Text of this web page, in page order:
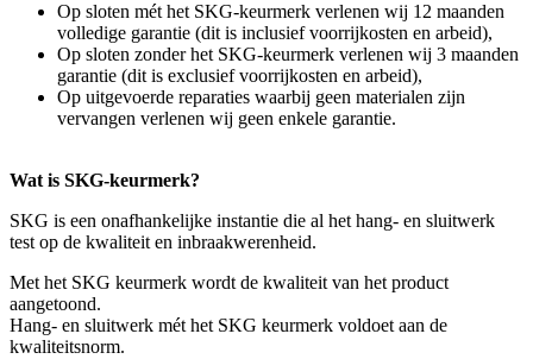
Op sloten mét het SKG-keurmerk verlenen wij 12 maanden
volledige garantie (dit is inclusief voorrijkosten en arbeid),
Op sloten zonder het SKG-keurmerk verlenen wij 3 maanden
garantie (dit is exclusief voorrijkosten en arbeid),
Op uitgevoerde reparaties waarbij geen materialen zijn
vervangen verlenen wij geen enkele garantie.
Wat is SKG-keurmerk?
SKG is een onafhankelijke instantie die al het hang- en sluitwerk
test op de kwaliteit en inbraakwerenheid.
Met het SKG keurmerk wordt de kwaliteit van het product
aangetoond.
Hang- en sluitwerk mét het SKG keurmerk voldoet aan de
kwaliteitsnorm.